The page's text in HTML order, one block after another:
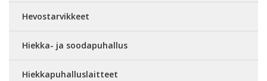
Hevostarvikkeet
Hiekka- ja soodapuhallus
Hiekkapuhalluslaitteet